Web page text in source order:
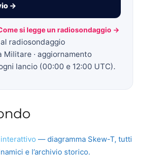
→
si legge un radiosondaggio →
radiosondaggio
Militare · aggiornamento
lancio (00:00 e 12:00 UTC).
— diagramma Skew-T, tutti
e l’archivio storico.